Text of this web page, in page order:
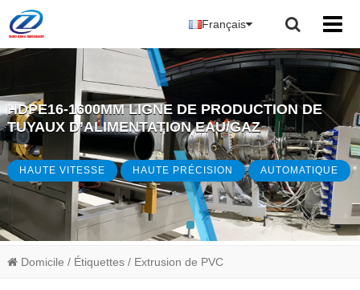
Français
HDPE16-1600MM LIGNE DE PRODUCTION DE
TUYAUX D’ALIMENTATION EAU/GAZ
HAUTE VITESSE HAUTE PRÉCISION AUTOMATIQUE
Domicile / Étiquettes / Extrusion de PVC